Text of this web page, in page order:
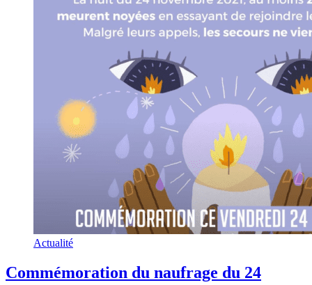
Actualité
Commémoration du naufrage du 24